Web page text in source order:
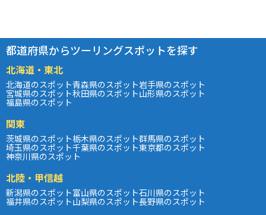
都道府県からツーリングスポットを探す
北海道・東北
北海道のスポット青森県のスポット岩手県のスポット
宮城県のスポット秋田県のスポット山形県のスポット
福島県のスポット
関東
茨城県のスポット栃木県のスポット群馬県のスポット
埼玉県のスポット千葉県のスポット東京都のスポット
神奈川県のスポット
北陸・甲信越
新潟県のスポット富山県のスポット石川県のスポット
福井県のスポット山梨県のスポット長野県のスポット